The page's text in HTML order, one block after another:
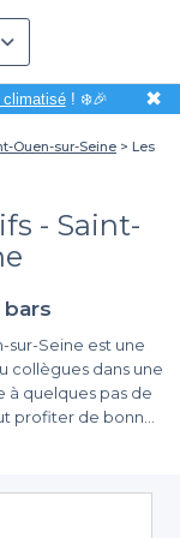
climatisé! ❄️🎉 ✖
Ouen-sur-Seine
Les
- Saint-
sur-Seine est une
collègues dans une
quelques pas de
profiter de bonnes
atmosphère
défi. C'est ici
la tâche !
disposition une